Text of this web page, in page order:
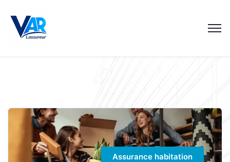
Assurance habitation